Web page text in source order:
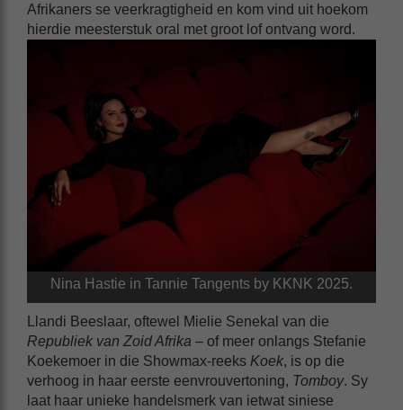
Afrikaners se veerkragtigheid en kom vind uit hoekom
hierdie meesterstuk oral met groot lof ontvang word.
Nina Hastie in Tannie Tangents by KKNK 2025.
Llandi Beeslaar, oftewel Mielie Senekal van die
Republiek van Zoid Afrika – of meer onlangs Stefanie
Koekemoer in die Showmax-reeks Koek, is op die
verhoog in haar eerste eenvrouvertoning, Tomboy. Sy
laat haar unieke handelsmerk van ietwat siniese